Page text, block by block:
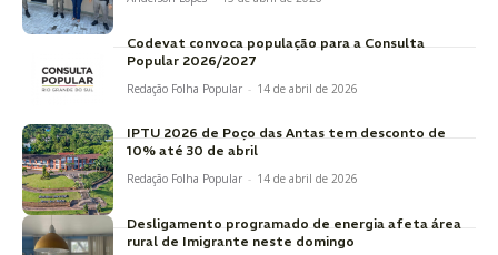
Codevat convoca população para a Consulta
Popular 2026/2027
Redação Folha Popular - 14 de abril de 2026
IPTU 2026 de Poço das Antas tem desconto de
10% até 30 de abril
Redação Folha Popular - 14 de abril de 2026
Desligamento programado de energia afeta área
rural de Imigrante neste domingo